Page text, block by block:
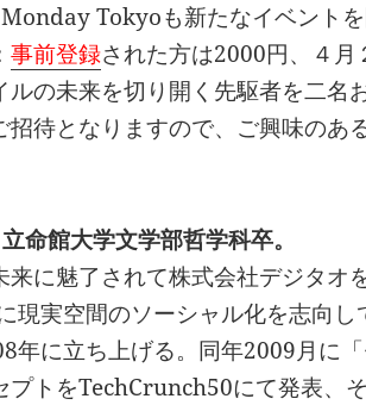
Tokyoも新たなイベント
事前登録された方は2000円、４月
ルの未来を切り開く先駆者を二名
招待となりますので、ご興味のあ
命館大学文学部哲学科卒。
来に魅了されて株式会社デジタオ
現実空間のソーシャル化を志向し
年に立ち上げる。同年2009月に
プトをTechCrunch50にて発表、